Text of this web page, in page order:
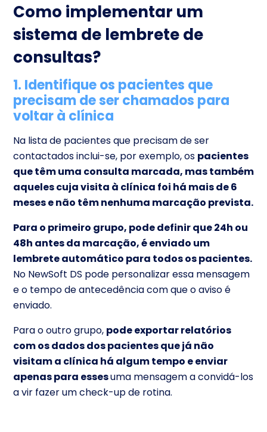
Como implementar um
sistema de lembrete de
consultas?
1. Identifique os pacientes que
precisam de ser chamados para
voltar à clínica
Na lista de pacientes que precisam de ser
contactados inclui-se, por exemplo, os pacientes
que têm uma consulta marcada, mas também
aqueles cuja visita à clínica foi há mais de 6
meses e não têm nenhuma marcação prevista.
Para o primeiro grupo, pode definir que 24h ou
48h antes da marcação, é enviado um
lembrete automático para todos os pacientes.
No NewSoft DS pode personalizar essa mensagem
e o tempo de antecedência com que o aviso é
enviado.
Para o outro grupo, pode exportar relatórios
com os dados dos pacientes que já não
visitam a clínica há algum tempo e enviar
apenas para essesuma mensagem a convidá-los
a vir fazer um check-up de rotina.